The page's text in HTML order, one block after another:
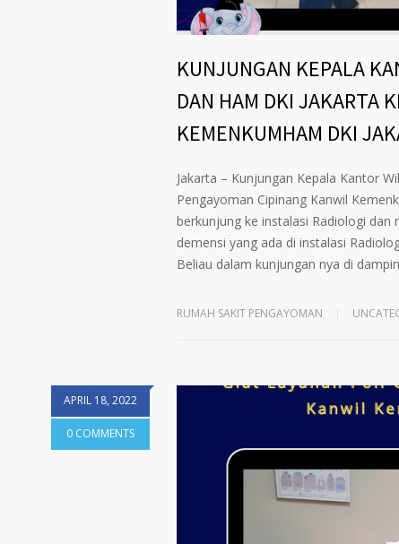
KUNJUNGAN KEPALA
DAN HAM DKI JAKARTA
KEMENKUMHAM DKI
Jakarta – Kunjungan Kepala Kantor
Pengayoman Cipinang Kanwil
berkunjung ke instalasi Radiologi dan
demensi yang ada di instalasi
Beliau dalam kunjungan nya di
RUMAH SAKIT PENGAYOMAN
APRIL 18, 2022
0 COMMENTS